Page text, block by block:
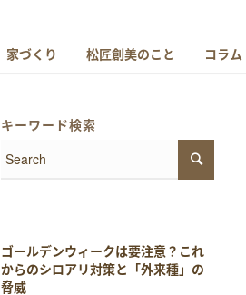
家づくり 松匠創美のこと コラム
キーワード検索
ゴールデンウィークは要注意？これ
からのシロアリ対策と「外来種」の
脅威